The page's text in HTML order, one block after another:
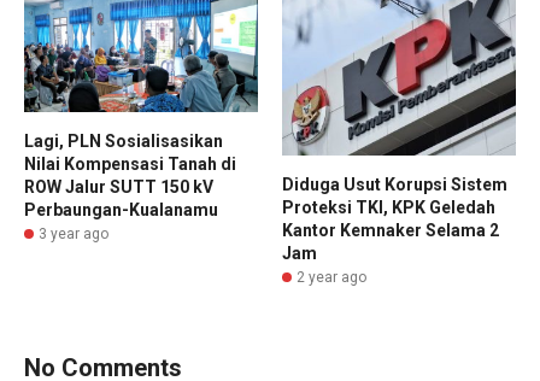
Lagi, PLN Sosialisasikan
Nilai Kompensasi Tanah di
ROW Jalur SUTT 150 kV
Perbaungan-Kualanamu
3 year ago
Diduga Usut Korupsi Sistem
Proteksi TKI, KPK Geledah
Kantor Kemnaker Selama 2
Jam
2 year ago
No Comments